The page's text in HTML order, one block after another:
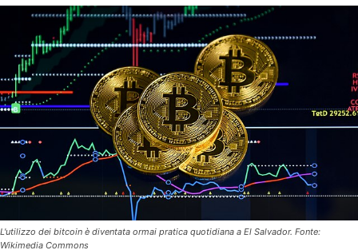
L'utilizzo dei bitcoin è diventata ormai pratica quotidiana a El Salvador. Fonte:
Wikimedia Commons